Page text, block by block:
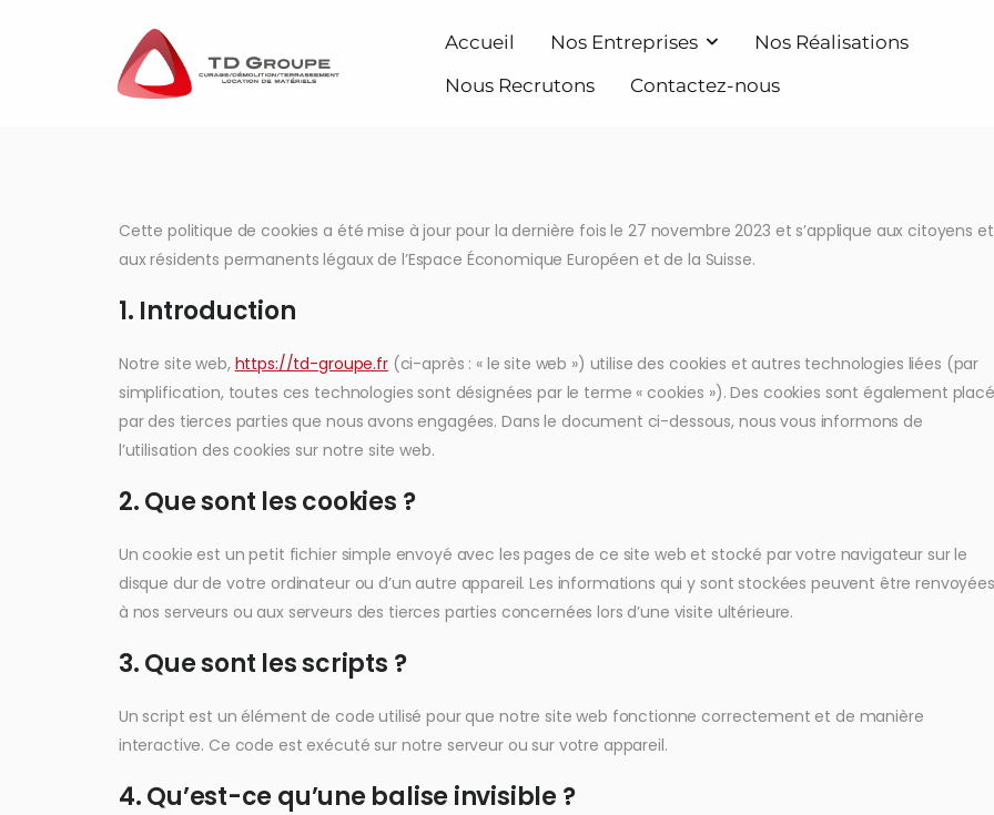
Accueil Nos Entreprises
Nos Réalisations
Nous Recrutons
Contactez-nous
Cette politique de cookies a été mise à jour pour la dernière fois le 27 novembre 2023 et s’applique aux citoyens et
aux résidents permanents légaux de l’Espace Économique Européen et de la Suisse.
1. Introduction
Notre site web, https://td-groupe.fr(ci-après : « le site web ») utilise des cookies et autres technologies liées (par
simplification, toutes ces technologies sont désignées par le terme « cookies »). Des cookies sont également
par des tierces parties que nous avons engagées. Dans le document ci-dessous, nous vous informons de
l’utilisation des cookies sur notre site web.
2. Que sont les cookies ?
Un cookie est un petit fichier simple envoyé avec les pages de ce site web et stocké par votre navigateur sur le
disque dur de votre ordinateur ou d’un autre appareil. Les informations qui y sont stockées peuvent être renvoyées
à nos serveurs ou aux serveurs des tierces parties concernées lors d’une visite ultérieure.
3. Que sont les scripts ?
Un script est un élément de code utilisé pour que notre site web fonctionne correctement et de manière
interactive. Ce code est exécuté sur notre serveur ou sur votre appareil.
4. Qu’est-ce qu’une balise invisible ?